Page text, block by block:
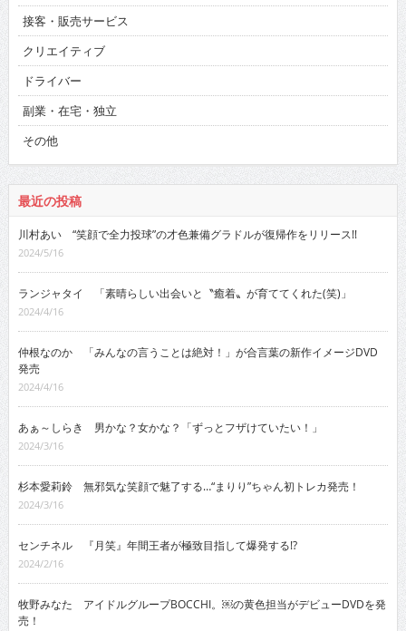
接客・販売サービス
クリエイティブ
ドライバー
副業・在宅・独立
その他
最近の投稿
川村あい “笑顔で全力投球”の才色兼備グラドルが復帰作をリリース!!
2024/5/16
ランジャタイ 「素晴らしい出会いと〝癒着〟が育ててくれた(笑)」
2024/4/16
仲根なのか 「みんなの言うことは絶対！」が合言葉の新作イメージDVD
発売
2024/4/16
あぁ～しらき 男かな？女かな？「ずっとフザけていたい！」
2024/3/16
杉本愛莉鈴 無邪気な笑顔で魅了する…“まりり”ちゃん初トレカ発売！
2024/3/16
センチネル 『月笑』年間王者が極致目指して爆発する!?
2024/2/16
牧野みなた アイドルグループBOCCHI。￼の黄色担当がデビューDVDを発
売！